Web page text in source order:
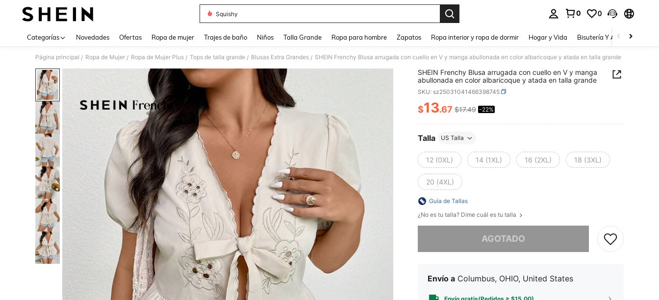
Squishy
0 0
Categorías Novedades Ofertas Ropa de mujer Trajes de baño Niños Talla Grande Ropa para hombre Zapatos Ropa interior y ropa de dormir Hogar y Vida Bisutería Y Accesorios
Página principal / Ropa de Mujer / Ropa de Mujer Plus / Tops de talla grande / Blusas Extra Grandes / SHEIN Frenchy Blusa arrugada con cuello en V y manga abullonada en color albaricoque y atada en talla grande
SHEIN Frenchy Blusa arrugada con cuello en V y manga
abullonada en color albaricoque y atada en talla grande
SKU: sz25031041466398745
PRICE AND AVAILABILITY
$13.67 $17.49 -22%
Talla US Talla
12 (0XL) 14 (1XL) 16 (2XL) 18 (3XL)
20 (4XL)
Guía de Tallas
¿No es tu talla? Dime cuál es tu talla
AGOTADO
Lo sentimos, este producto está agotado.
Envío a Columbus, OHIO, United States